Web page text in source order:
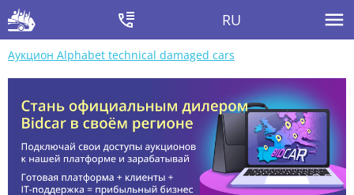
RU
Аукцион Alphabet technical damaged cars